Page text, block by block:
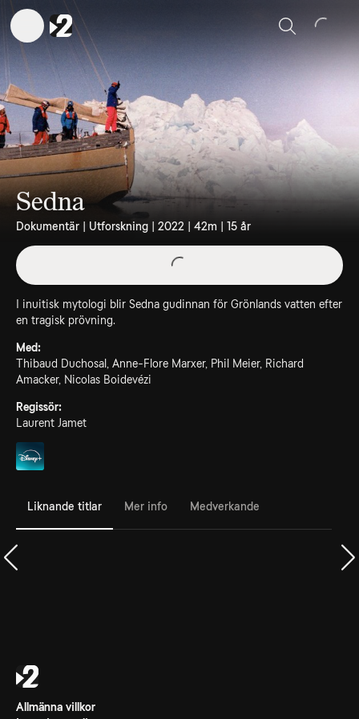
Sök
Sedna
Dokumentär | Utforskning | 2022 | 42m | 15 år
I inuitisk mytologi blir Sedna gudinnan för Grönlands vatten efter
en tragisk prövning.
Med:
Thibaud Duchosal, Anne-Flore Marxer, Phil Meier, Richard
Amacker, Nicolas Boidevézi
Regissör:
Laurent Jamet
Liknande titlar Mer info Medverkande
Allmänna villkor